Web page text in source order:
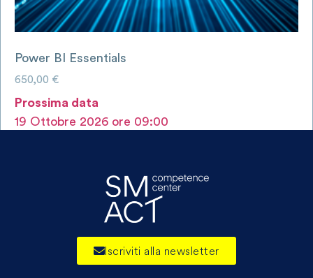
Power BI Essentials
650,00 €
Prossima data
19 Ottobre 2026 ore 09:00
Iscriviti alla newsletter